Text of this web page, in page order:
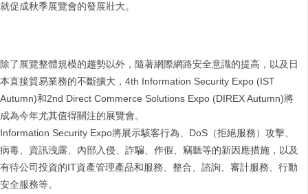
就促成秋季展覽會的發展壯大。
除了展覽整體規模的趨勢以外，隨著網際網路安全意識的提高，以及日
本直接貿易業務的不斷擴大，4th Information Security Expo (IST
Autumn)和2nd Direct Commerce Solutions Expo (DIREX Autumn)將
成為今年尤其值得關注的展覽會。
Information Security Expo將展示駭客行為、DoS（拒絕服務）攻擊、
病毒、資訊洩露、內部入侵、詐騙、作假、竊聽等的新因應措施，以及
有待公司投資的IT資產管理產品和服務、整合、諮詢、審計服務、行動
安全服務等。